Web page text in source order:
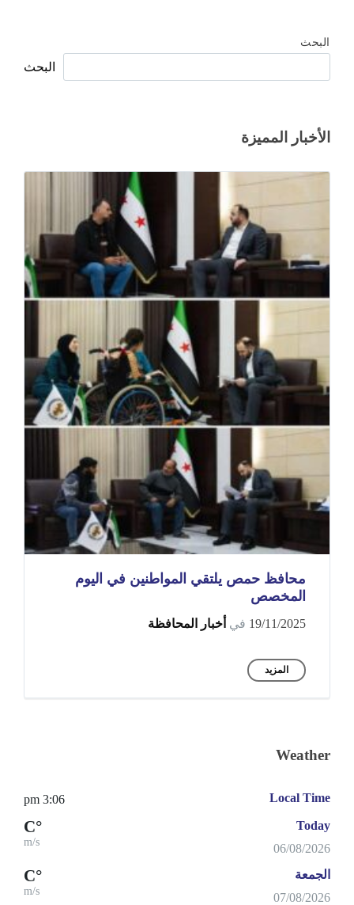
البحث
البحث
الأخبار المميزة
محافظ حمص يلتقي المواطنين في اليوم
المخصص
19/11/2025 في أخبار المحافظة
المزيد
Weather
Local Time
3:06 pm
Today
06/08/2026
°C
m/s
الجمعة
07/08/2026
°C
m/s